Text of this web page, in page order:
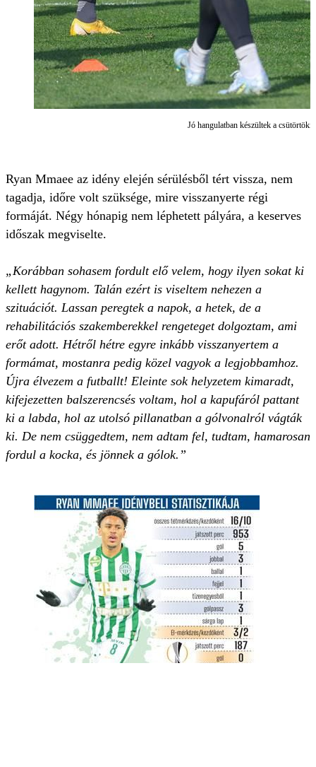
Jó hangulatban készültek a
Ryan Mmaee az idény elején sérülésből tért vissza, nem
tagadja, időre volt szüksége, mire visszanyerte régi
formáját. Négy hónapig nem léphetett pályára, a keserves
időszak megviselte.
„Korábban sohasem fordult elő velem, hogy ilyen sokat ki
kellett hagynom. Talán ezért is viseltem nehezen a
szituációt. Lassan peregtek a napok, a hetek, de a
rehabilitációs szakemberekkel rengeteget dolgoztam, ami
erőt adott. Hétről hétre egyre inkább visszanyertem a
formámat, mostanra pedig közel vagyok a legjobbamhoz.
Újra élvezem a futballt! Eleinte sok helyzetem kimaradt,
kifejezetten balszerencsés voltam, hol a kapufáról pattant
ki a labda, hol az utolsó pillanatban a gólvonalról vágták
ki. De nem csüggedtem, nem adtam fel, tudtam, hamarosan
fordul a kocka, és jönnek a gólok.”